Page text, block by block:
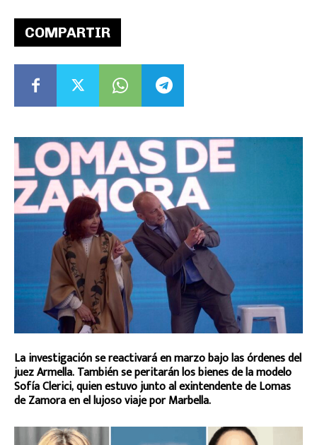
COMPARTIR
La investigación se reactivará en marzo bajo las órdenes del
juez Armella. También se peritarán los bienes de la modelo
Sofía Clerici, quien estuvo junto al exintendente de Lomas
de Zamora en el lujoso viaje por Marbella.